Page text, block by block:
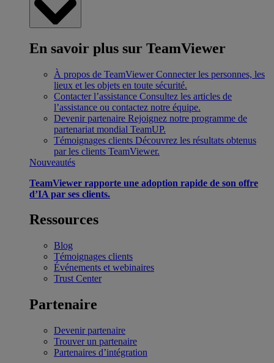
En savoir plus sur TeamViewer
À propos de TeamViewer Connecter les personnes, les
lieux et les objets en toute sécurité.
Contacter l’assistance Consultez les articles de
l’assistance ou contactez notre équipe.
Devenir partenaire Rejoignez notre programme de
partenariat mondial TeamUP.
Témoignages clients Découvrez les résultats obtenus
par les clients TeamViewer.
Nouveautés
TeamViewer rapporte une adoption rapide de son offre
d’IA par ses clients.
Ressources
Blog
Témoignages clients
Événements et webinaires
Trust Center
Partenaire
Devenir partenaire
Trouver un partenaire
Partenaires d’intégration